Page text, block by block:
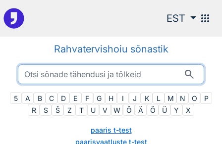
Otsingu juurde
EST apps
Rahvatervishoiu sõnastik
search
5 A B C D E F G H I J K L M N O
P
R
S Š Z T U V W Õ Ä Ö Ü Y Χ
paaris t-test
paarisvaatluste t-test